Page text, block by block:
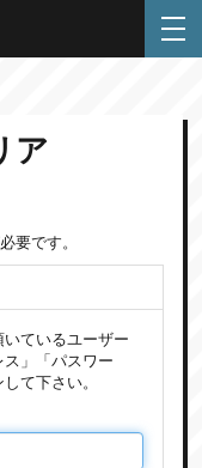
ア
要です。
ているユーザー
」「パスワー
て下さい。